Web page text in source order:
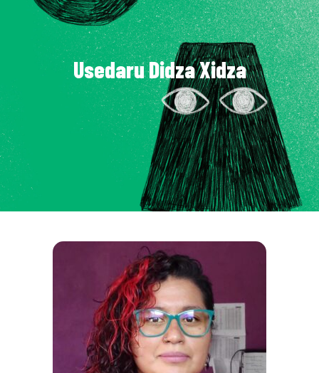
Usedaru Didza Xidza